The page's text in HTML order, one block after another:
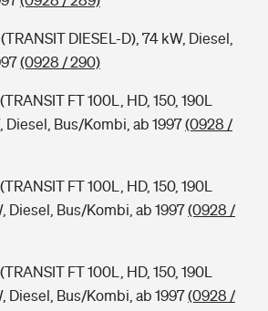
Sicherheit für deine Kids
Auto eingestuft
DIESEL-D), 74 kW, Diesel,
(0928 / 290)
FT 100L, HD, 150, 190L
Diesel, Bus/Kombi, ab 1997(0928 /
FT 100L, HD, 150, 190L
Diesel, Bus/Kombi, ab 1997(0928 /
FT 100L, HD, 150, 190L
Diesel, Bus/Kombi, ab 1997(0928 /